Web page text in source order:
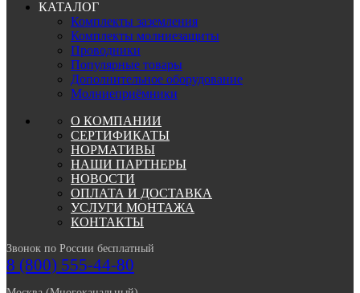
КАТАЛОГ
Комплекты заземления
Комплекты молниезащиты
Проводники
Популярные товары
Дополнительное оборудование
Молниеприёмники
О КОМПАНИИ
СЕРТИФИКАТЫ
НОРМАТИВЫ
НАШИ ПАРТНЕРЫ
НОВОСТИ
ОПЛАТА И ДОСТАВКА
УСЛУГИ МОНТАЖА
КОНТАКТЫ
Звонок по России бесплатный
8 (800) 555-44-80